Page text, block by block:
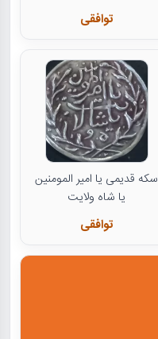
توافقی
سکه قدیمی یا امیر المومنین
یا شاه ولایت
توافقی